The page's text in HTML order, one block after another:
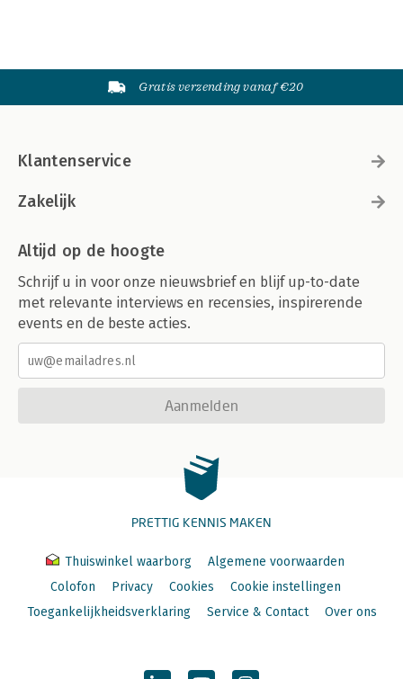
Gratis verzending vanaf €20
Klantenservice
Zakelijk
Altijd op de hoogte
Schrijf u in voor onze nieuwsbrief en blijf up-to-date
met relevante interviews en recensies, inspirerende
events en de beste acties.
Aanmelden
PRETTIG KENNIS MAKEN
Thuiswinkel waarborg
Algemene voorwaarden
Colofon
Privacy Cookies
Cookie instellingen
Toegankelijkheidsverklaring
Service & Contact Over ons